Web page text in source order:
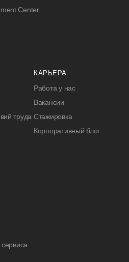
Center
труда
КАРЬЕРА
Работа у нас
Вакансии
Стажировка
Корпоративный блог